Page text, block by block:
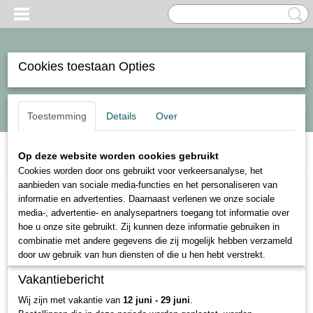
Inloggen Registreren
(0)
Cookies toestaan Opties
Toestemming Details Over
Op deze website worden cookies gebruikt
Cookies worden door ons gebruikt voor verkeersanalyse, het
aanbieden van sociale media-functies en het personaliseren van
informatie en advertenties. Daarnaast verlenen we onze sociale
media-, advertentie- en analysepartners toegang tot informatie over
hoe u onze site gebruikt. Zij kunnen deze informatie gebruiken in
combinatie met andere gegevens die zij mogelijk hebben verzameld
door uw gebruik van hun diensten of die u hen hebt verstrekt.
Vakantiebericht
Wij zijn met vakantie van 12 juni - 29 juni.
Home>Blog> Hoe grote karpers te lokken ?...
Op welke manier karper vangen? Hoe grote karpers te
lokken ?...
Karper is een strijdlustige vis, en om hem te vangen, is
het belangrijk om de juiste technieken te gebruiken en
de juiste uitrusting en aas te kiezen.
Karperhengel:
Speciaal ontworpen voor het vangen